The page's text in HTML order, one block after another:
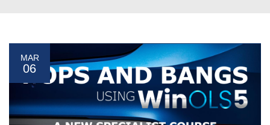
MAR
06